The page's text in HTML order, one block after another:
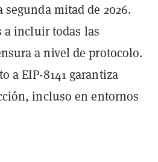
mitad de 2026.
a incluir todas las
a nivel de protocolo.
a EIP-8141 garantiza
incluso en entornos